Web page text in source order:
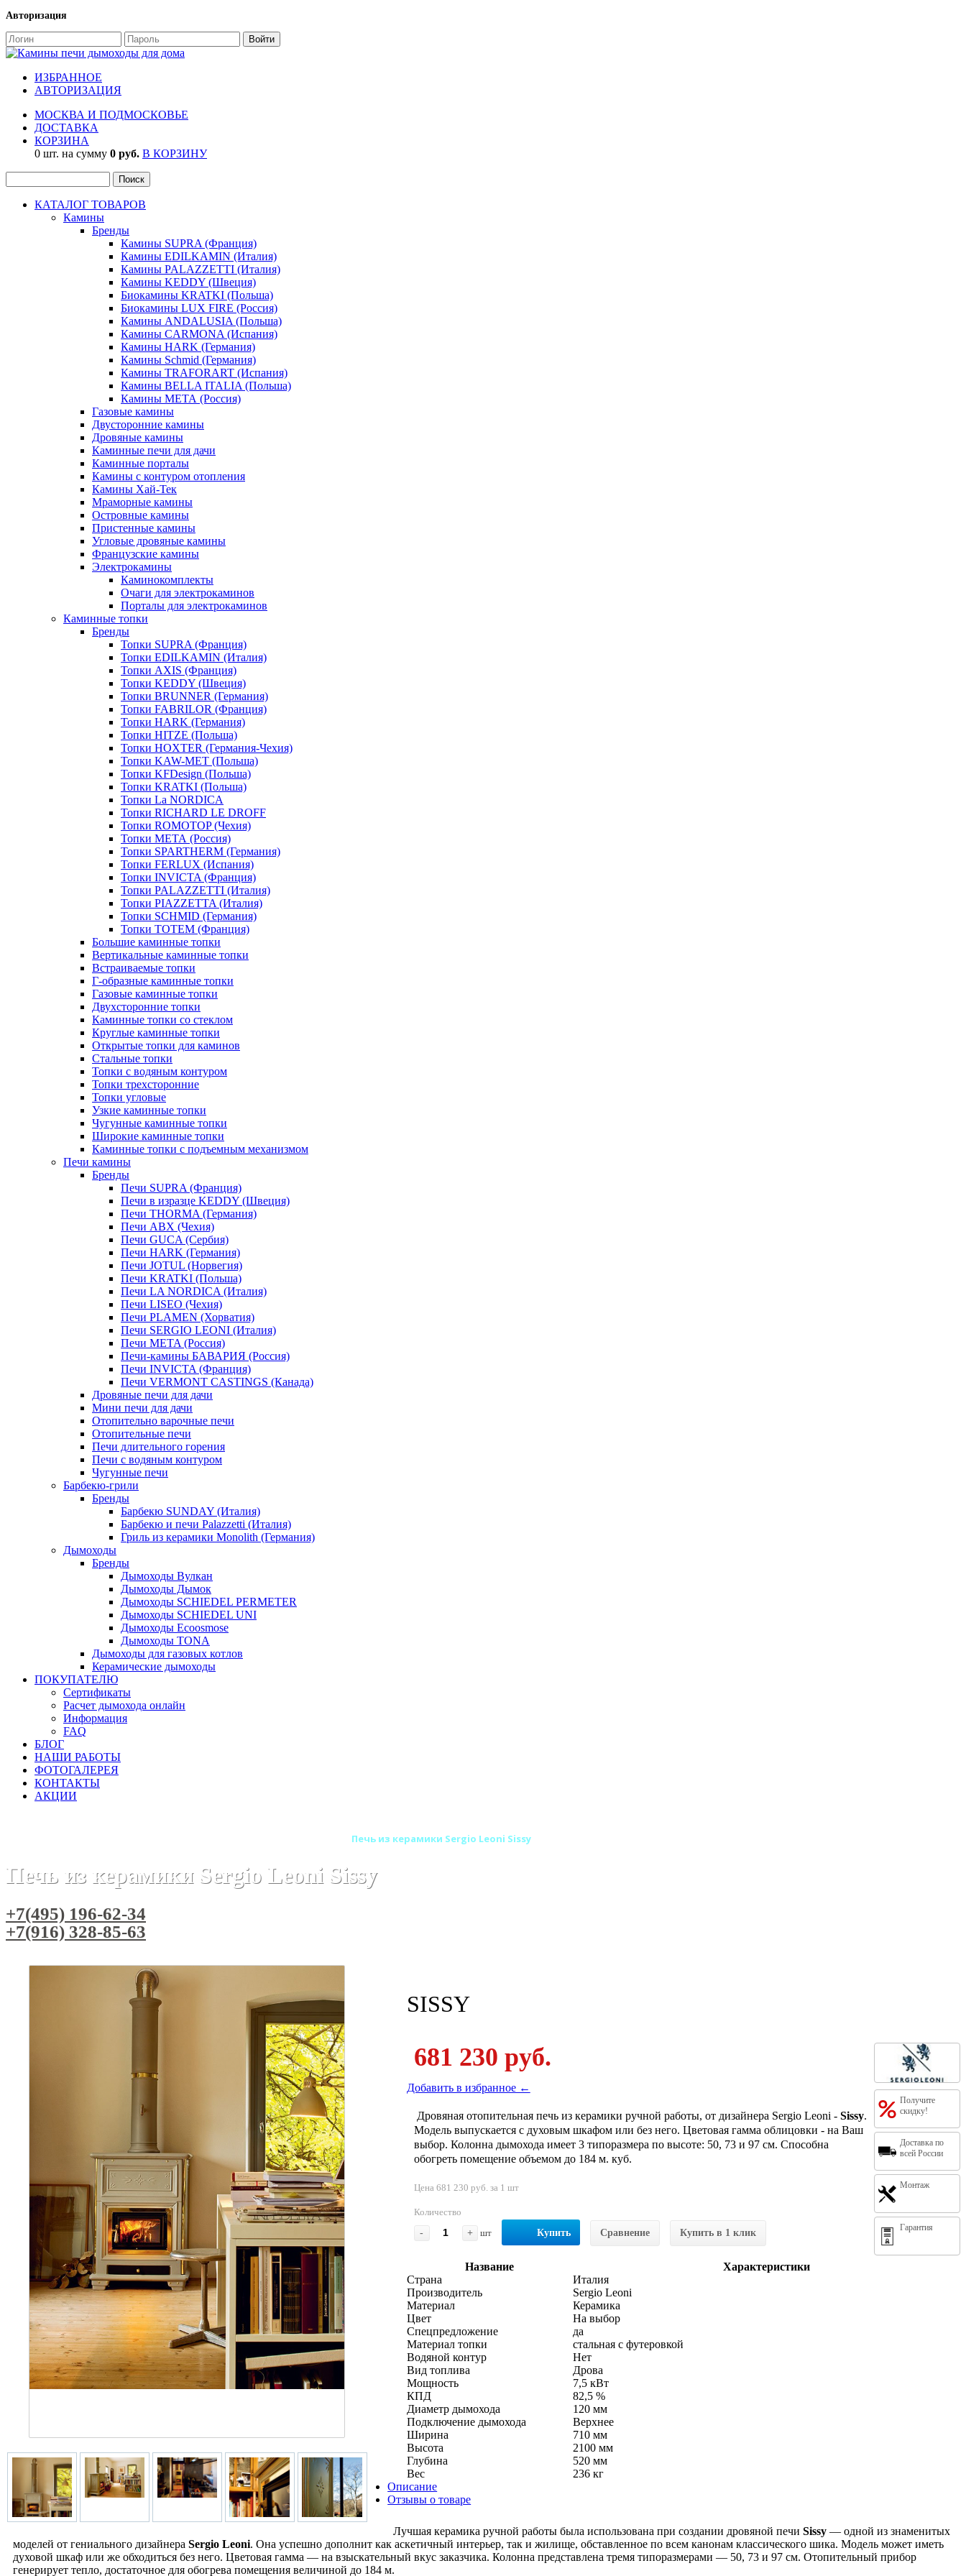
Авторизация
ИЗБРАННОЕ
АВТОРИЗАЦИЯ
МОСКВА И ПОДМОСКОВЬЕ
ДОСТАВКА
КОРЗИНА
0 шт. на сумму 0 руб. В КОРЗИНУ
КАТАЛОГ ТОВАРОВ
Камины
Бренды
Камины SUPRA (Франция)
Камины EDILKAMIN (Италия)
Камины PALAZZETTI (Италия)
Камины KEDDY (Швеция)
Биокамины KRATKI (Польша)
Биокамины LUX FIRE (Россия)
Камины ANDALUSIA (Польша)
Камины CARMONA (Испания)
Камины HARK (Германия)
Камины Schmid (Германия)
Камины TRAFORART (Испания)
Камины BELLA ITALIA (Польша)
Камины МЕТА (Россия)
Газовые камины
Двусторонние камины
Дровяные камины
Каминные печи для дачи
Каминные порталы
Камины с контуром отопления
Камины Хай-Тек
Мраморные камины
Островные камины
Пристенные камины
Угловые дровяные камины
Французские камины
Электрокамины
Каминокомплекты
Очаги для электрокаминов
Порталы для электрокаминов
Каминные топки
Бренды
Топки SUPRA (Франция)
Топки EDILKAMIN (Италия)
Топки AXIS (Франция)
Топки KEDDY (Швеция)
Топки BRUNNER (Германия)
Топки FABRILOR (Франция)
Топки HARK (Германия)
Топки HITZE (Польша)
Топки HOXTER (Германия-Чехия)
Топки KAW-MET (Польша)
Топки KFDesign (Польша)
Топки KRATKI (Польша)
Топки La NORDICA
Топки RICHARD LE DROFF
Топки ROMOTOP (Чехия)
Топки МЕТА (Россия)
Топки SPARTHERM (Германия)
Топки FERLUX (Испания)
Топки INVICTA (Франция)
Топки PALAZZETTI (Италия)
Топки PIAZZETTA (Италия)
Топки SCHMID (Германия)
Топки TOTEM (Франция)
Большие каминные топки
Вертикальные каминные топки
Встраиваемые топки
Г-образные каминные топки
Газовые каминные топки
Двухсторонние топки
Каминные топки со стеклом
Круглые каминные топки
Открытые топки для каминов
Стальные топки
Топки с водяным контуром
Топки трехсторонние
Топки угловые
Узкие каминные топки
Чугунные каминные топки
Широкие каминные топки
Каминные топки с подъемным механизмом
Печи камины
Бренды
Печи SUPRA (Франция)
Печи в изразце KEDDY (Швеция)
Печи THORMA (Германия)
Печи ABX (Чехия)
Печи GUCA (Сербия)
Печи HARK (Германия)
Печи JOTUL (Норвегия)
Печи KRATKI (Польша)
Печи LA NORDICA (Италия)
Печи LISEO (Чехия)
Печи PLAMEN (Хорватия)
Печи SERGIO LEONI (Италия)
Печи META (Россия)
Печи-камины БАВАРИЯ (Россия)
Печи INVICTA (Франция)
Печи VERMONT CASTINGS (Канада)
Дровяные печи для дачи
Мини печи для дачи
Отопительно варочные печи
Отопительные печи
Печи длительного горения
Печи с водяным контуром
Чугунные печи
Барбекю-грили
Бренды
Барбекю SUNDAY (Италия)
Барбекю и печи Palazzetti (Италия)
Гриль из керамики Monolith (Германия)
Дымоходы
Бренды
Дымоходы Вулкан
Дымоходы Дымок
Дымоходы SCHIEDEL PERMETER
Дымоходы SCHIEDEL UNI
Дымоходы Ecoosmose
Дымоходы TONA
Дымоходы для газовых котлов
Керамические дымоходы
ПОКУПАТЕЛЮ
Сертификаты
Расчет дымохода онлайн
Информация
FAQ
БЛОГ
НАШИ РАБОТЫ
ФОТОГАЛЕРЕЯ
КОНТАКТЫ
АКЦИИ
Печь из керамики Sergio Leoni Sissy
Печь из керамики Sergio Leoni Sissy
+7(495) 196-62-34
+7(916) 328-85-63
SISSY
Получите
скидку!
Доставка по
всей России
Монтаж
Гарантия
681 230 руб.
Добавить в избранное ←
Дровяная отопительная печь из керамики ручной работы, от дизайнера Sergio Leoni - Sissy.
Модель выпускается с духовым шкафом или без него. Цветовая гамма облицовки - на Ваш
выбор. Колонна дымохода имеет 3 типоразмера по высоте: 50, 73 и 97 см. Способна
обогреть помещение объемом до 184 м. куб.
Цена 681 230 руб. за 1 шт
Количество
-
+ шт Купить Сравнение Купить в 1 клик
Название
Характеристики
Страна
Италия
Производитель
Sergio Leoni
Материал
Керамика
Цвет
На выбор
Спецпредложение
да
Материал топки
стальная с футеровкой
Водяной контур
Нет
Вид топлива
Дрова
Мощность
7,5 кВт
КПД
82,5 %
Диаметр дымохода
120 мм
Подключение дымохода
Верхнее
Ширина
710 мм
Высота
2100 мм
Глубина
520 мм
Вес
236 кг
Описание
Отзывы о товаре
Лучшая керамика ручной работы была использована при создании дровяной печиSissy — одной из знаменитых
моделей от гениального дизайнера Sergio Leoni. Она успешно дополнит как аскетичный интерьер, так и жилище, обставленное по всем канонам классического шика. Модель может иметь
духовой шкаф или же обходиться без него. Цветовая гамма — на взыскательный вкус заказчика. Колонна представлена тремя типоразмерами — 50, 73 и 97 см. Отопительный прибор
генерирует тепло, достаточное для обогрева помещения величиной до 184 м.